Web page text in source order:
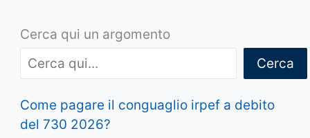
Cerca qui un argomento
Cerca
Come pagare il conguaglio irpef a debito
del 730 2026?